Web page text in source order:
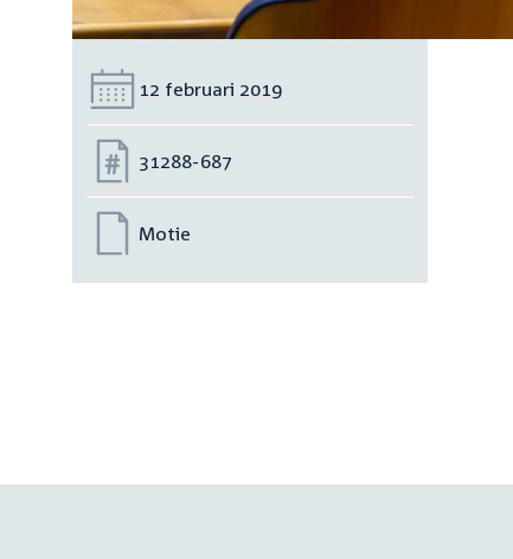
Datum:
12 februari 2019
Nummer:
31288-687
Motie